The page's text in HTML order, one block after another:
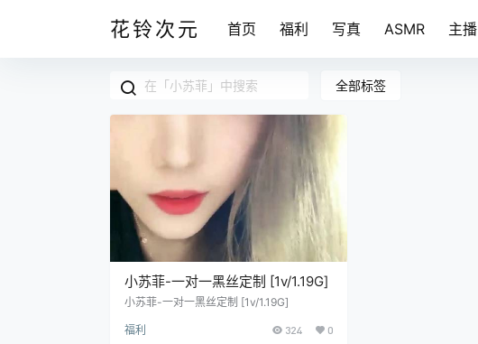
花铃次元 首页 福利 写真 ASMR 主播
全部标签
小苏菲-一对一黑丝定制 [1v/1.19G]
小苏菲-一对一黑丝定制 [1v/1.19G]
福利 324 0